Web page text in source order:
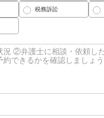
税務訴訟